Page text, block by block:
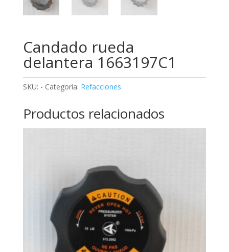
Candado rueda
delantera 1663197C1
SKU: - Categoría: Refacciones
Productos relacionados